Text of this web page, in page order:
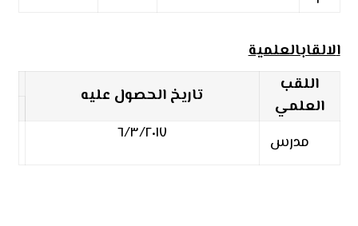
الالقابالعلمية
اللقب
العلمي
تاريخ الحصول عليه
مدرس ٦/٣/٢٠١٧